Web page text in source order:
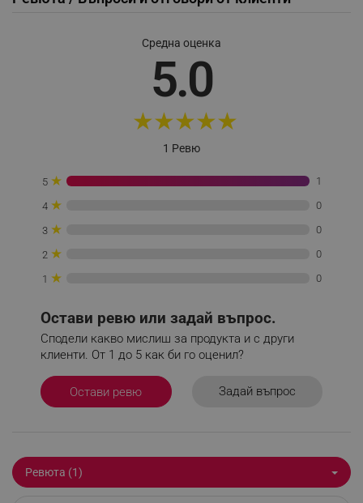
Средна оценка
5.0
★★★★★
1 Ревю
5 ★ 1
4 ★ 0
3 ★ 0
2 ★ 0
1 ★ 0
Остави ревю или задай въпрос.
Сподели какво мислиш за продукта и с други
клиенти. От 1 до 5 как би го оценил?
Остави ревю Задай въпрос
Ревюта (1)
_nzm_noid_92166-7699
.alleop.bg
_sgf_tracking